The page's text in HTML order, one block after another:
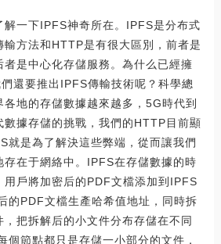
解一下IPFS神奇所在。IPFS是分布式
方法和HTTP是有很大區別，前者是
是中心化存儲服務。為什么已經擁
還要推出IPFS傳輸技術呢？科學總
地的存儲數據越來越多，5G時代到
數據存儲的挑戰，我們的HTTP目前顯
就是為了解決這些弊端，從而讓我們
存在于網絡中。IPFS在存儲數據的時
用戶將加密后的PDF文檔添加到IPFS
的PDF文檔生產哈希值地址，同時拆
把拆解后的小文件分布存儲在不同
個節點都只是存儲一小部分的文件，